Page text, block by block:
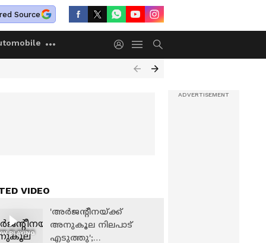
Source
VIDEO
PLAYING
'അർജന്റീനയ്ക്ക്
അനുകൂല നിലപാട്
എടുത്തു';